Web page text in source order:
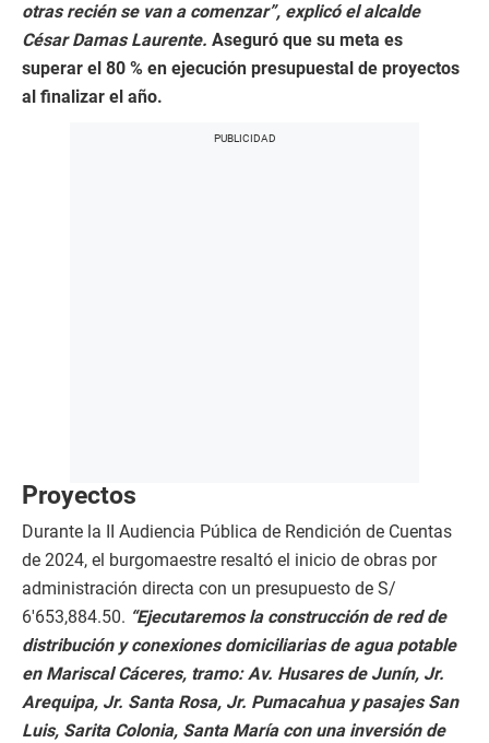
otras recién se van a comenzar”, explicó el alcalde
César Damas Laurente. Aseguró que su meta es
superar el 80 % en ejecución presupuestal de proyectos
al finalizar el año.
Proyectos
Durante la II Audiencia Pública de Rendición de Cuentas
de 2024, el burgomaestre resaltó el inicio de obras por
administración directa con un presupuesto de S/
6′653,884.50. “Ejecutaremos la construcción de red de
distribución y conexiones domiciliarias de agua potable
en Mariscal Cáceres, tramo: Av. Husares de Junín, Jr.
Arequipa, Jr. Santa Rosa, Jr. Pumacahua y pasajes San
Luis, Sarita Colonia, Santa María con una inversión de